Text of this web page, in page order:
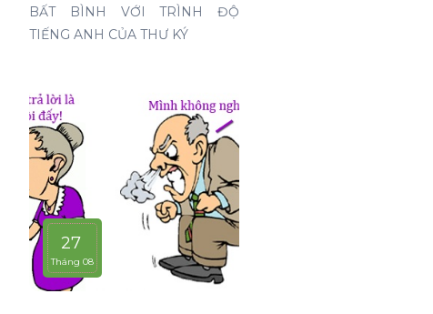
BẤT BÌNH VỚI TRÌNH ĐỘ
TIẾNG ANH CỦA THƯ KÝ
27
Tháng 08